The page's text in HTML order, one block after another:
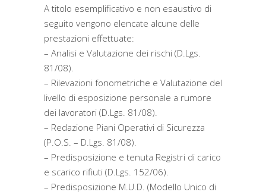
A titolo esemplificativo e non esaustivo di
seguito vengono elencate alcune delle
prestazioni effettuate:
– Analisi e Valutazione dei rischi (D.Lgs.
81/08).
– Rilevazioni fonometriche e Valutazione del
livello di esposizione personale a rumore
dei lavoratori (D.Lgs. 81/08).
– Redazione Piani Operativi di Sicurezza
(P.O.S. – D.Lgs. 81/08).
– Predisposizione e tenuta Registri di carico
e scarico rifiuti (D.Lgs. 152/06).
– Predisposizione M.U.D. (Modello Unico di